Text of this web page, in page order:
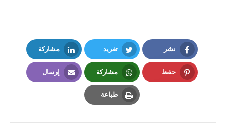
نشر
Facebook
تغريد
Twitter
مشاركة
LinkedIn
حفظ مشاركة
Whatsapp
إرسال
طباعة